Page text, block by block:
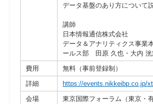
データ基盤のあり方について
講師
日本情報通信株式会社
データ＆アナリティクス事業
ールス部 田原 久也・大内
費用
無料（事前登録制）
詳細
https://events.nikkeibp.co.jp/
会場
東京国際フォーラム（東京・